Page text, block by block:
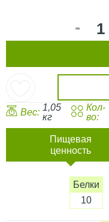
-
Вес: 1,05
кг
Кол-
во:
Пищевая
ценность
Белки
10